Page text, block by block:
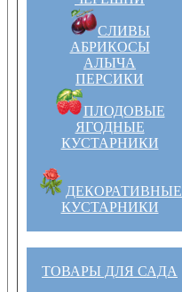
СЛИВЫ
АБРИКОСЫ
АЛЫЧА
ПЕРСИКИ
ПЛОДОВЫЕ
ЯГОДНЫЕ
КУСТАРНИКИ
ДЕКОРАТИВНЫЕ
КУСТАРНИКИ
ТОВАРЫ ДЛЯ САДА